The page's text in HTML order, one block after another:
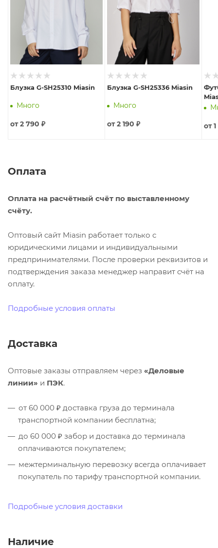
Блузка G-SH25310 Miasin
Много
от2 790 ₽
Блузка G-SH25336 Miasin
Много
от2 190 ₽ от
Оплата
Оплата на расчётный счёт по выставленному
счёту.
Оптовый сайт Miasin работает только с
юридическими лицами и индивидуальными
предпринимателями. После проверки реквизитов и
подтверждения заказа менеджер направит счёт на
оплату.
Подробные условия оплаты
Доставка
Оптовые заказы отправляем через «Деловые
линии» и ПЭК.
от 60 000 ₽ доставка груза до терминала
транспортной компании бесплатна;
до 60 000 ₽ забор и доставка до терминала
оплачиваются покупателем;
межтерминальную перевозку всегда оплачивает
покупатель по тарифу транспортной компании.
Подробные условия доставки
Наличие